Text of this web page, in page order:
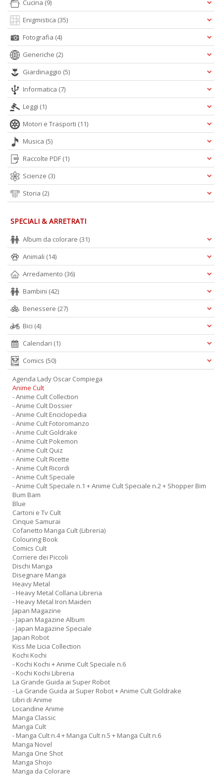
Cucina (9)
Enigmistica (35)
Fotografia (4)
Generiche (2)
Giardinaggio (5)
Informatica (7)
Leggi (1)
Motori e Trasporti (11)
Musica (5)
Raccolte PDF (1)
Scienze (3)
Storia (2)
SPECIALI & ARRETRATI
Album da colorare (31)
Animali (14)
Arredamento (36)
Bambini (42)
Benessere (27)
Bici (4)
Calendari (1)
Comics (50)
Agenda Lady Oscar Compiega
Anime Cult
- Anime Cult Collection
- Anime Cult Dossier
- Anime Cult Enciclopedia
- Anime Cult Fotoromanzo
- Anime Cult Goldrake
- Anime Cult Pokemon
- Anime Cult Quiz
- Anime Cult Ricette
- Anime Cult Ricordi
- Anime Cult Speciale
- Anime Cult Speciale n.1 + Anime Cult Speciale n.2 + Shopper Bim
Bum Bam
Blue
Cartoni e Tv Cult
Cinque Samurai
Cofanetto Manga Cult (Libreria)
Colouring Book
Comics Cult
Corriere dei Piccoli
Dischi Manga
Disegnare Manga
Heavy Metal
- Heavy Metal Collana Libreria
- Heavy Metal Iron Maiden
Japan Magazine
- Japan Magazine Album
- Japan Magazine Speciale
Japan Robot
Kiss Me Licia Collection
Kochi Kochi
- Kochi Kochi + Anime Cult Speciale n.6
- Kochi Kochi Libreria
La Grande Guida ai Super Robot
- La Grande Guida ai Super Robot + Anime Cult Goldrake
Libri di Anime
Locandine Anime
Manga Classic
Manga Cult
- Manga Cult n.4 + Manga Cult n.5 + Manga Cult n.6
Manga Novel
Manga One Shot
Manga Shojo
Manga da Colorare